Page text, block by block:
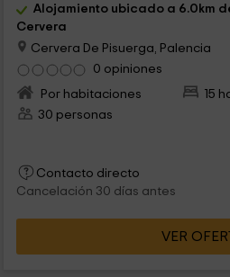
Alojamiento ubicado a 6.0km
Cervera
Cervera De Pisuerga, Palencia
0 opiniones
Por habitaciones
15
30 personas
Contacto directo
Cancelación 30 días antes
VER